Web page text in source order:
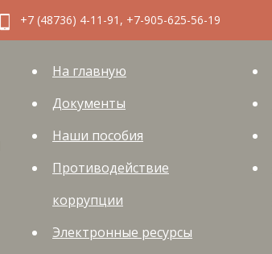
+7 (48736) 4-11-91, +7-905-625-56-19
На главную
Документы
Наши пособия
Противодействие
коррупции
Электронные ресурсы